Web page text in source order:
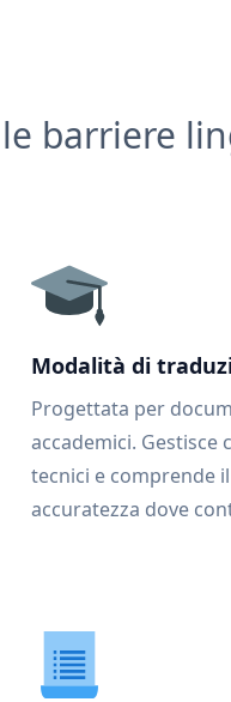
barriere
Modalità di
Progettata per
accademici. Gestisce
tecnici e comprende
accuratezza dove